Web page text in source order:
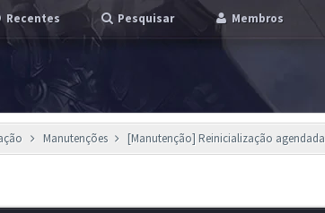
Recentes Pesquisar Membros
Manutenções [Manutenção] Reinicialização agendada